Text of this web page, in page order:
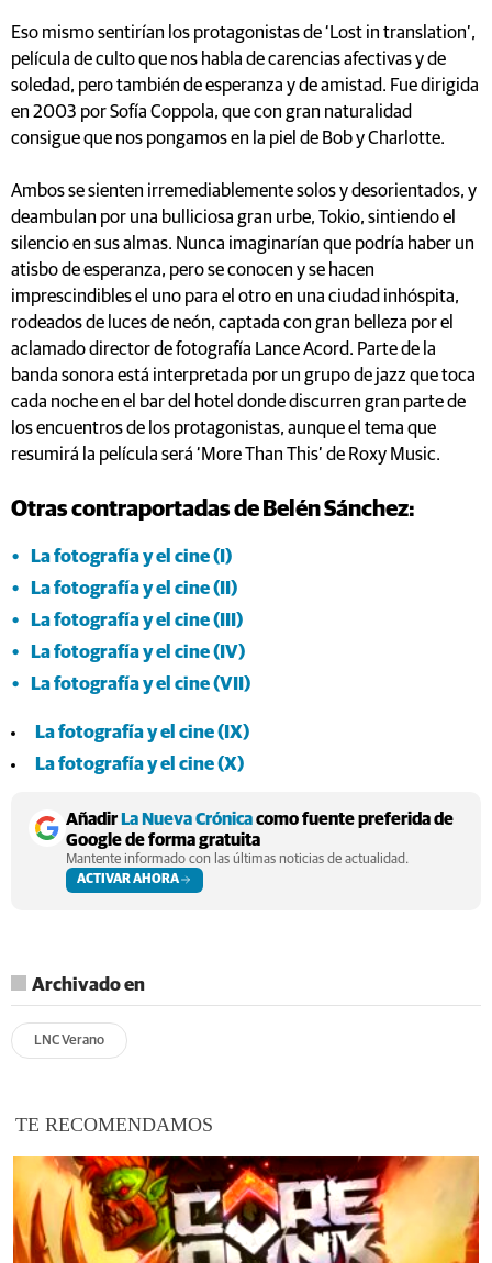
Eso mismo sentirían los protagonistas de ‘Lost in translation’,
película de culto que nos habla de carencias afectivas y de
soledad, pero también de esperanza y de amistad. Fue dirigida
en 2003 por Sofía Coppola, que con gran naturalidad
consigue que nos pongamos en la piel de Bob y Charlotte.
Ambos se sienten irremediablemente solos y desorientados, y
deambulan por una bulliciosa gran urbe, Tokio, sintiendo el
silencio en sus almas. Nunca imaginarían que podría haber un
atisbo de esperanza, pero se conocen y se hacen
imprescindibles el uno para el otro en una ciudad inhóspita,
rodeados de luces de neón, captada con gran belleza por el
aclamado director de fotografía Lance Acord. Parte de la
banda sonora está interpretada por un grupo de jazz que toca
cada noche en el bar del hotel donde discurren gran parte de
los encuentros de los protagonistas, aunque el tema que
resumirá la película será ‘More Than This’ de Roxy Music.
Otras contraportadas de Belén Sánchez:
La fotografía y el cine (I)
La fotografía y el cine (II)
La fotografía y el cine (III)
La fotografía y el cine (IV)
La fotografía y el cine (VII)
La fotografía y el cine (IX)
La fotografía y el cine (X)
AñadirLa Nueva Crónicacomo fuente preferida de
Google de forma gratuita
Mantente informado con las últimas noticias de actualidad.
ACTIVAR AHORA
Archivado en
LNC Verano
TE RECOMENDAMOS